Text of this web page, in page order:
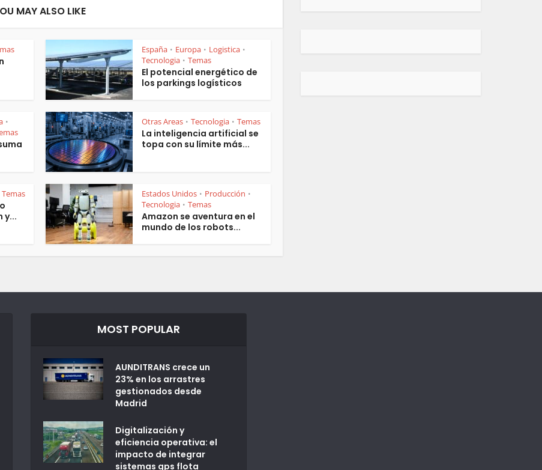
MAY ALSO LIKE
España • Europa • Logistica •
Tecnologia • Temas
El potencial energético de
los parkings logísticos
• Otras Areas • Tecnologia • Temas
La inteligencia artificial se
topa con su límite más...
Temas
y...
Estados Unidos • Producción •
Tecnologia • Temas
Amazon se aventura en el
mundo de los robots...
MOST POPULAR
AUNDITRANS crece un
23% en los arrastres
gestionados desde
Madrid
Digitalización y
eficiencia operativa: el
impacto de integrar
sistemas gps flota